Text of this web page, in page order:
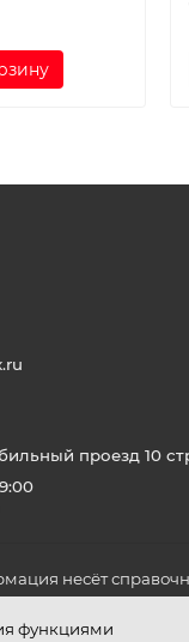
функциями
проезд 10
несёт
во всех для